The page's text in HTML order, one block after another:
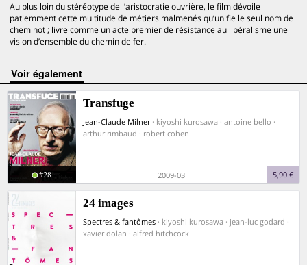
Au plus loin du stéréotype de l’aristocratie ouvrière, le film dévoile
patiemment cette multitude de métiers malmenés qu’unifie le seul nom de
cheminot ; livre comme un acte premier de résistance au libéralisme une
vision d’ensemble du chemin de fer.
voir également
Transfuge
Jean-Claude Milner · kiyoshi kurosawa · antoine bello ·
arthur rimbaud · robert cohen
#28 2009-03 5,90 €
24 images
Spectres & fantômes · kiyoshi kurosawa · jean-luc godard ·
xavier dolan · alfred hitchcock